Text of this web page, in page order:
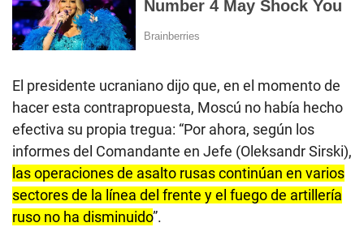
El presidente ucraniano dijo que, en el momento de
hacer esta contrapropuesta, Moscú no había hecho
efectiva su propia tregua: “Por ahora, según los
informes del Comandante en Jefe (Oleksandr Sirski),
las operaciones de asalto rusas continúan en varios
sectores de la línea del frente y el fuego de artillería
ruso no ha disminuido”.